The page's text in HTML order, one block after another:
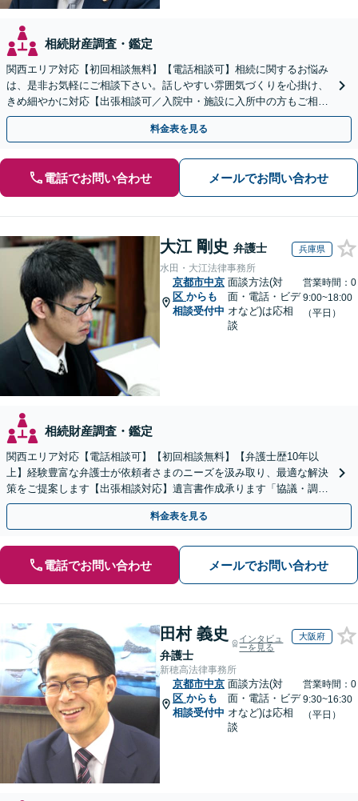
相続財産調査・鑑定
関西エリア対応【初回相談無料】【電話相談可】相続に関するお悩み
は、是非お気軽にご相談下さい。話しやすい雰囲気づくりを心掛け、
きめ細やかに対応【出張相談可／入院中・施設に入所中の方もご相談
ください】【車いす利用可】
料金表を見る
電話でお問い合わせ メールでお問い合わせ
大江 剛史 弁護士 兵庫県
水田・大江法律事務所
京都市中京
区 からも
相談受付中
面談方法(対
面・電話・ビデ
オなど)は応相
談
営業時間：0
9:00~18:00
（平日）
相続財産調査・鑑定
関西エリア対応【電話相談可】【初回相談無料】【弁護士歴10年以
上】経験豊富な弁護士が依頼者さまのニーズを汲み取り、最適な解決
策をご提案します【出張相談対応】遺言書作成承ります「協議・調
停・審判どの段階でも相談OK」【分割・後払い利用可】
料金表を見る
電話でお問い合わせ メールでお問い合わせ
田村 義史
弁護士
インタビュ
ーを見る
大阪府
新穂高法律事務所
京都市中京
区 からも
相談受付中
面談方法(対
面・電話・ビデ
オなど)は応相
談
営業時間：0
9:30~16:30
（平日）